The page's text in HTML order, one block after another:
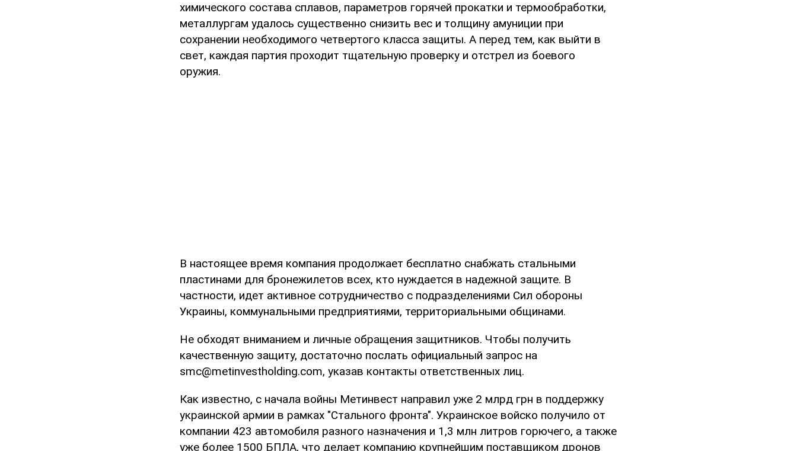
химического состава сплавов, параметров горячей прокатки и термообработки,
металлургам удалось существенно снизить вес и толщину амуниции при
сохранении необходимого четвертого класса защиты. А перед тем, как выйти в
свет, каждая партия проходит тщательную проверку и отстрел из боевого
оружия.
В настоящее время компания продолжает бесплатно снабжать стальными
пластинами для бронежилетов всех, кто нуждается в надежной защите. В
частности, идет активное сотрудничество с подразделениями Сил обороны
Украины, коммунальными предприятиями, территориальными общинами.
Не обходят вниманием и личные обращения защитников. Чтобы получить
качественную защиту, достаточно послать официальный запрос на
smc@metinvestholding.com, указав контакты ответственных лиц.
Как известно, с начала войны Метинвест направил уже 2 млрд грн в поддержку
украинской армии в рамках "Стального фронта". Украинское войско получило от
компании 423 автомобиля разного назначения и 1,3 млн литров горючего, а также
уже более 1500 БПЛА, что делает компанию крупнейшим поставщиком дронов